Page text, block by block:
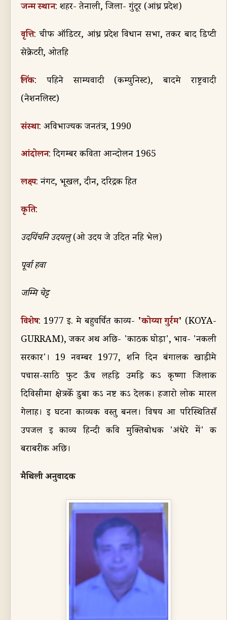
जन्म स्थान: शहर- तेनाली,जिला- गुंटूर (आंध्र प्रदेश)
वृत्ति:चीफऑडिटर, आंध्र प्रदेश विधान सभा,तकर बाद डिप्टी
सेक्रेटरी, ओतहि
लिंक:पहिने साम्यवादी (कम्युनिस्ट),बादमे राष्ट्रवादी
(नेशनलिस्ट)
संस्था:अविभाज्यक जनतंत्र, 1990
आंदोलन:दिगम्बर कविता आन्दोलन 1965
लक्ष्य:नंगट,भूखल,दीन,दरिद्रक हित
कृति:
उदयिंचनि उदयलु(ओ उदय जे उदित नहि भेल)
पूर्वा हवा
जम्मि चेट्ट
विशेष: 1977ई. मे बहुचर्चित काव्य- 'कोय्या गुर्रम' (KOYA-
GURRAM),जकर अर्थ अछि- 'काठक घोड़ा', भाव- 'नकली
सरकार'। 19नवम्बर 1977, शनि दिन बंगालक खाड़ीमे
पचास-साठिफुट ऊँच लहड़ि उमड़ि कऽ कृष्णा जिलाक
दिविसीमा क्षेत्रकेँ डुबा कऽ नष्ट कऽ देलक। हजारो लोक मारल
गेलाह।ईघटना काव्यक वस्तु बनल। विषय आ परिस्थितिसँ
उपजल ई काव्य हिन्दी कवि मुक्तिबोधक 'अंधेरे में'क
बराबरीक अछि।
मैथिली अनुवादक